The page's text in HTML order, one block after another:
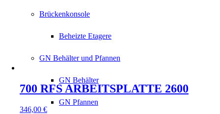
Brückenkonsole
Beheizte Etagere
GN Behälter und Pfannen
GN Behälter
GN Pfannen
700 RFS ARBEITSPLATTE 2600
346,00 €